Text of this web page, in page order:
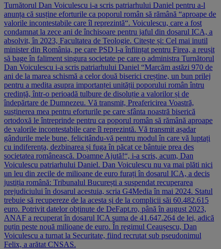
Turnătorul Dan Voiculescu i-a scris patriarhului Daniel pentru a-l
anunța că susține eforturile ca poporul român să rămână “aproape de
valorile incontestabile care îl reprezintă“. Voiculescu, care a fost
condamnat la zece ani de închisoare pentru jaful din dosarul ICA, a
absolvit, în 2023, Facultatea de Teologie. Citește și: Cel mai inutil
minister din România, pe care PSD l-a înființat pentru Firea, a reușit
să bage în faliment singura societate pe care o administra Turnătorul
Dan Voiculescu i-a scris patriarhului Daniel “Marcăm astăzi 970 de
ani de la marea schismă a celor două biserici creștine, un bun prilej
pentru a medita asupra importanței unității poporului român întru
credință, într-o perioadă tulbure de disoluție a valorilor și de
îndepărtare de Dumnezeu. Vă transmit, Preafericirea Voastră,
susținerea mea pentru eforturile pe care sfânta noastră biserică
ortodoxă le întreprinde pentru ca poporul român să rămână aproape
de valorile incontestabile care îl reprezintă. Vă transmit așadar
gândurile mele bune, felicitându-vă pentru modul în care vă luptați
cu indiferența, dezbinarea și fuga în păcat ce bântuie prea des
societatea românească. Doamne Ajută!“, i-a scris, acum, Dan
Voiculescu patriarhului Daniel. Dan Voiculescu nu va mai plăti nici
un leu din zecile de milioane de euro furați în dosarul ICA, a decis
justiția română: Tribunalul București a suspendat recuperarea
prejudiciului în dosarul acestuia, scria G4Media în mai 2024. Statul
trebuie să recupereze de la acesta și de la complicii săi 60.482.615
euro. Potrivit datelor obținute de DeFapt.ro, până în august 2023,
ANAF a recuperat în dosarul ICA suma de 41.647.264 de lei, adică
puțin peste nouă milioane de euro. În regimul Ceaușescu, Dan
Voiculescu a turnat la Securitate, fiind recrutat sub pseudonimul
Felix, a arătat CNSAS.